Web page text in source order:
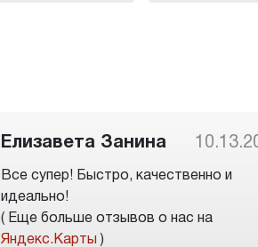
Елизавета Занина
Все супер! Быстро, качественно и
идеально!
( Еще больше отзывов о нас на
Яндекс.Карты )